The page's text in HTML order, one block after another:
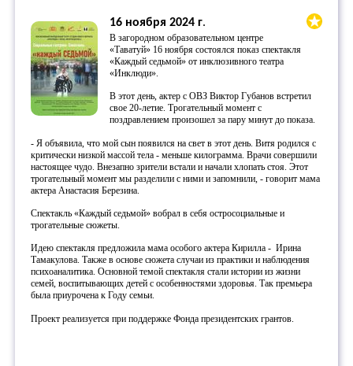
16 ноября 2024 г.
В загородном образовательном центре
«Таватуй» 16 ноября состоялся показ спектакля
«Каждый седьмой» от инклюзивного театра
«Инклюди».
В этот день, актер с ОВЗ Виктор Губанов встретил
свое 20-летие. Трогательный момент с
поздравлением произошел за пару минут до показа.
- Я объявила, что мой сын появился на свет в этот день. Витя родился с
критически низкой массой тела - меньше килограмма. Врачи совершили
настоящее чудо. Внезапно зрители встали и начали хлопать стоя. Этот
трогательный момент мы разделили с ними и запомнили, - говорит мама
актера Анастасия Березина.
Спектакль «Каждый седьмой» вобрал в себя остросоциальные и
трогательные сюжеты.
Идею спектакля предложила мама особого актера Кирилла - Ирина
Тамакулова. Также в основе сюжета случаи из практики и наблюдения
психоаналитика. Основной темой спектакля стали истории из жизни
семей, воспитывающих детей с особенностями здоровья. Так премьера
была приурочена к Году семьи.
Проект реализуется при поддержке Фонда президентских грантов.